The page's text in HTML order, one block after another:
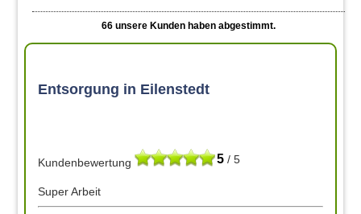
66 unsere Kunden haben abgestimmt.
Entsorgung in Eilenstedt
5 / 5
Kundenbewertung
Super Arbeit